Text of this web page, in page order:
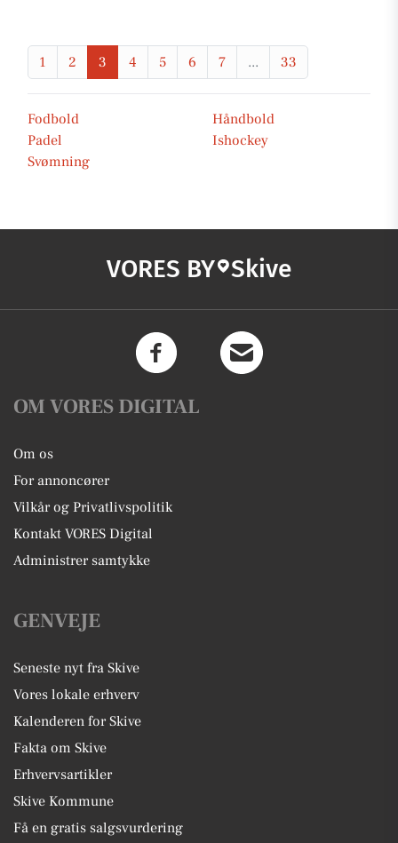
1 2 3 4 5 6 7 ... 33
Fodbold
Håndbold
Padel
Ishockey
Svømning
VORES BY Skive
OM VORES DIGITAL
Om os
For annoncører
Vilkår og Privatlivspolitik
Kontakt VORES Digital
Administrer samtykke
GENVEJE
Seneste nyt fra Skive
Vores lokale erhverv
Kalenderen for Skive
Fakta om Skive
Erhvervsartikler
Skive Kommune
Få en gratis salgsvurdering